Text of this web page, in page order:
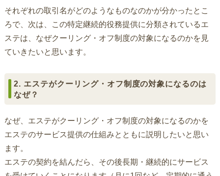
それぞれの取引名がどのようなものなのかが分かったとこ
ろで、次は、この特定継続的役務提供に分類されているエ
ステは、なぜクーリング・オフ制度の対象になるのかを見
ていきたいと思います。
2. エステがクーリング・オフ制度の対象になるのは
なぜ？
なぜ、エステがクーリング・オフ制度の対象になるのかを
エステのサービス提供の仕組みとともに説明したいと思い
ます。
エステの契約を結んだら、その後長期・継続的にサービス